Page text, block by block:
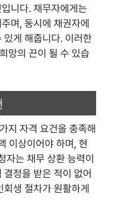
니다. 채무자에게는
며, 동시에 채권자에
있게 해줍니다. 이러한
망의 끈이 될 수 있습
지 자격 요건을 충족해
이상이어야 하며, 현
자는 채무 상환 능력이
정을 받은 적이 없어
생 절차가 원활하게